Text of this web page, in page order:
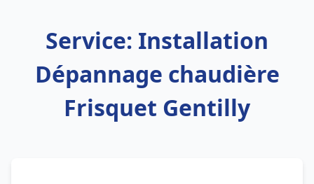
Service: Installation
Dépannage chaudière
Frisquet Gentilly